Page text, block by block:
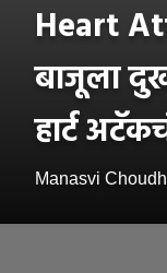
Heart
बाजूला
हार्ट
Manasvi